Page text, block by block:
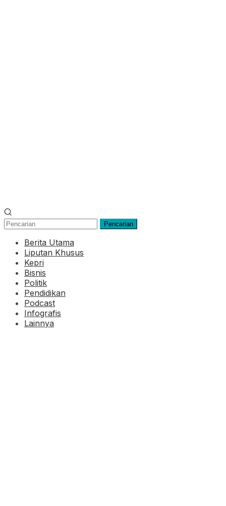
Pencarian
Berita Utama
Liputan Khusus
Kepri
Bisnis
Politik
Pendidikan
Podcast
Infografis
Lainnya